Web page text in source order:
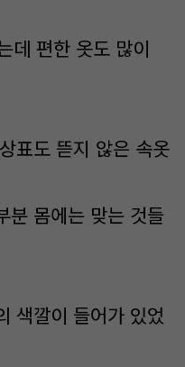
데 편한 옷도 많이
표도 뜯지 않은 속옷
분 몸에는 맞는 것들
색깔이 들어가 있었